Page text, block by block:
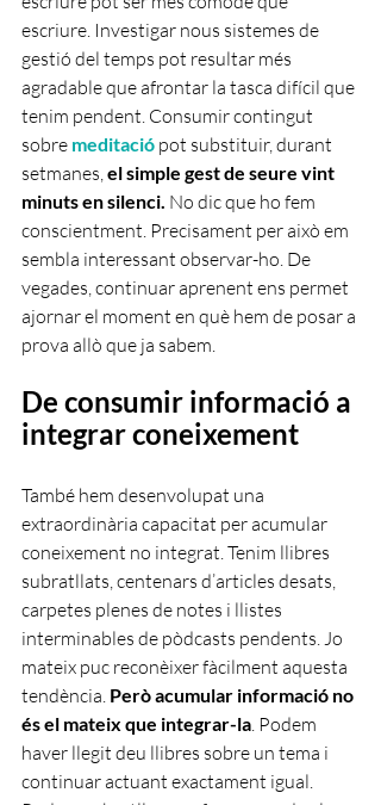
escriure. Investigar nous sistemes de
gestió del temps pot resultar més
agradable que afrontar la tasca difícil que
tenim pendent. Consumir contingut
sobre meditació pot substituir, durant
setmanes, el simple gest de seure vint
minuts en silenci. No dic que ho fem
conscientment. Precisament per això em
sembla interessant observar-ho. De
vegades, continuar aprenent ens permet
ajornar el moment en què hem de posar a
prova allò que ja sabem.
De consumir informació a
integrar coneixement
També hem desenvolupat una
extraordinària capacitat per acumular
coneixement no integrat. Tenim llibres
subratllats, centenars d’articles desats,
carpetes plenes de notes i llistes
interminables de pòdcasts pendents. Jo
mateix puc reconèixer fàcilment aquesta
tendència. Però acumular informació no
és el mateix que integrar-la. Podem
haver llegit deu llibres sobre un tema i
continuar actuant exactament igual.